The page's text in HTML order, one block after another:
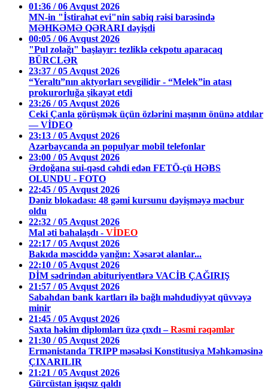
01:36 / 06 Avqust 2026
MN-in "İstirahət evi"nin sabiq rəisi barəsində
MƏHKƏMƏ QƏRARI dəyişdi
00:05 / 06 Avqust 2026
"Pul zolağı" başlayır: tezliklə cekpotu aparacaq
BÜRCLƏR
23:37 / 05 Avqust 2026
“Yeraltı”nın aktyorları sevgilidir - “Melek”in atası
prokurorluğa şikayət etdi
23:26 / 05 Avqust 2026
Ceki Çanla görüşmək üçün özlərini maşının önünə atdılar
— VİDEO
23:13 / 05 Avqust 2026
Azərbaycanda ən populyar mobil telefonlar
23:00 / 05 Avqust 2026
Ərdoğana sui-qəsd cəhdi edən FETÖ-çü HƏBS
OLUNDU - FOTO
22:45 / 05 Avqust 2026
Dəniz blokadası: 48 gəmi kursunu dəyişməyə məcbur
oldu
22:32 / 05 Avqust 2026
Mal əti bahalaşdı - VİDEO
22:17 / 05 Avqust 2026
Bakıda məsciddə yanğın: Xəsarət alanlar...
22:10 / 05 Avqust 2026
DİM sədrindən abituriyentlərə VACİB ÇAĞIRIŞ
21:57 / 05 Avqust 2026
Sabahdan bank kartları ilə bağlı məhdudiyyət qüvvəyə
minir
21:45 / 05 Avqust 2026
Saxta həkim diplomları üzə çıxdı –Rəsmi rəqəmlər
21:30 / 05 Avqust 2026
Ermənistanda TRIPP məsələsi Konstitusiya Məhkəməsinə
ÇIXARILIR
21:21 / 05 Avqust 2026
Gürcüstan işıqsız qaldı